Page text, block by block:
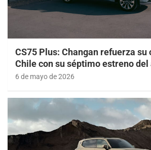
CS75 Plus: Changan refuerza su
Chile con su séptimo estreno del
6 de mayo de 2026